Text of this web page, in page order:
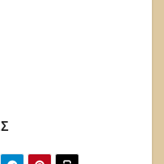
ΓΕΣ